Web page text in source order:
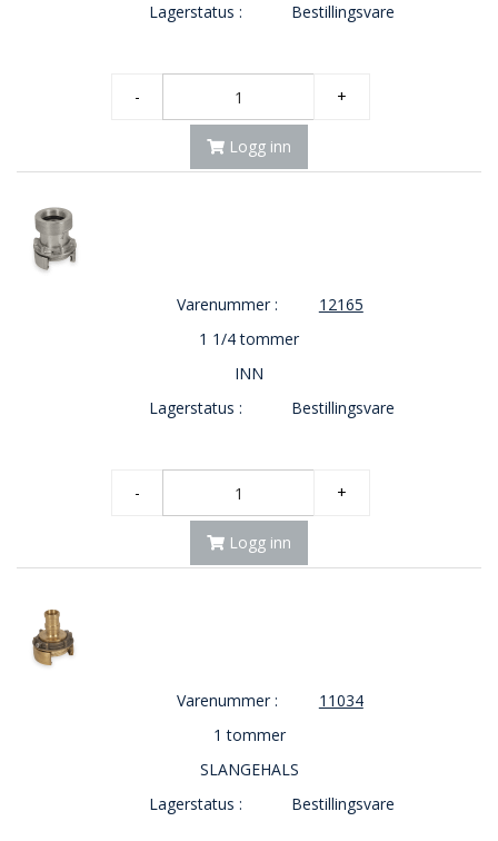
Lagerstatus :
Bestillingsvare
- +
Logg inn
Varenummer :
12165
1 1/4 tommer
INN
Lagerstatus :
Bestillingsvare
- +
Logg inn
Varenummer :
11034
1 tommer
SLANGEHALS
Lagerstatus :
Bestillingsvare